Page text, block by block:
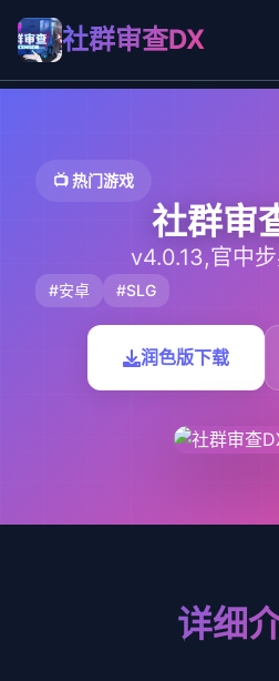
社群审查DX
📺 热门游戏
社群审
v4.0.13,官中
#安卓 #SLG
润色版下载
详细